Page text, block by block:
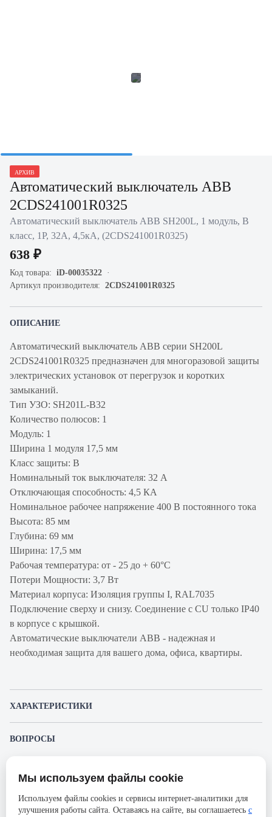
АРХИВ
Автоматический выключатель ABB
2CDS241001R0325
Автоматический выключатель ABB SH200L, 1 модуль, B
класс, 1P, 32А, 4,5кА, (2CDS241001R0325)
638 ₽
Код товара: iD-00035322
Артикул производителя: 2CDS241001R0325
ОПИСАНИЕ
Автоматический выключатель ABB серии SH200L
2CDS241001R0325 предназначен для многоразовой защиты
электрических установок от перегрузок и коротких
замыканий.
Тип УЗО: SH201L-B32
Количество полюсов: 1
Модуль: 1
Ширина 1 модуля 17,5 мм
Класс защиты: B
Номинальный ток выключателя: 32 А
Отключающая способность: 4,5 КА
Номинальное рабочее напряжение 400 В постоянного тока
Высота: 85 мм
Глубина: 69 мм
Ширина: 17,5 мм
Рабочая температура: от - 25 до + 60°С
Потери Мощности: 3,7 Вт
Материал корпуса: Изоляция группы I, RAL7035
Подключение сверху и снизу. Соединение с CU только IP40
в корпусе с крышкой.
Автоматические выключатели ABB - надежная и
необходимая защита для вашего дома, офиса, квартиры.
ХАРАКТЕРИСТИКИ
Производитель
Серия
SH200L
ВОПРОСЫ
Пожалуйста, авторизуйтесь, чтобы иметь
Представленные изображения и характеристики могут отличаться от реального
без предварительного уведомления. Компания АйДистрибьют не несёт
ответственности в случае не соответствия текущей модели товаров фотографиям,
Мы используем файлы cookie
Используем файлы cookies и сервисы интернет-аналитики для
улучшения работы сайта. Оставаясь на сайте, вы соглашаетесь с